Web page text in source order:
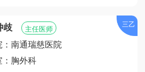
歧 主任医师
：南通瑞慈医院
：胸外科
三乙